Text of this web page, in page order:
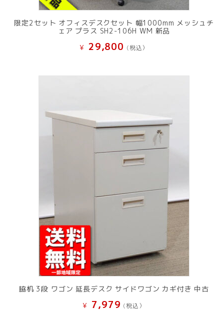
限定2セット オフィスデスクセット 幅1000mm メッシュチ
ェア プラス SH2-106H WM 新品
¥ 29,800 (税込）
脇机 3段 ワゴン 延長デスク サイドワゴン カギ付き 中古
¥ 7,979 (税込）